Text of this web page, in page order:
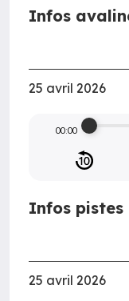
Infos
25 avril 2026
00:00
Infos pistes
25 avril 2026